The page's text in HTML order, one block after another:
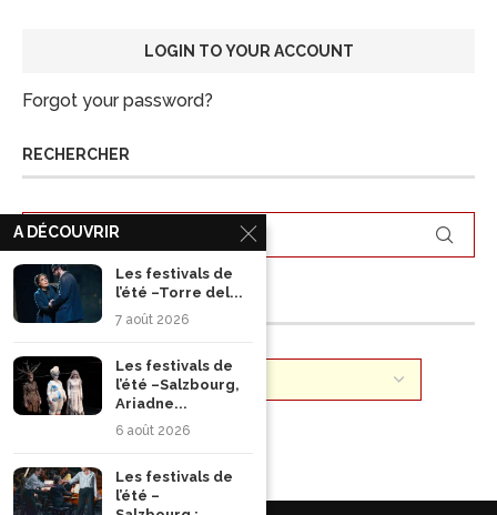
Forgot your password?
RECHERCHER
ARCHIVES
A DÉCOUVRIR
Les festivals de
l’été –Torre del...
7 août 2026
Les festivals de
l’été –Salzbourg,
Ariadne...
6 août 2026
Les festivals de
l’été –